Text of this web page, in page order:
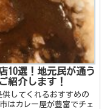
10選！地元民が通う
紹介します！
してくれるおすすめの
はカレー屋が豊富でチェ